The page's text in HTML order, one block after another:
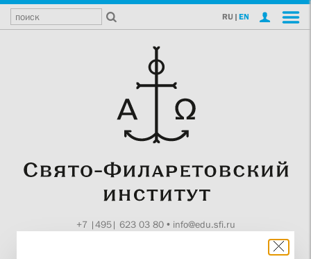
RU | EN
+7 |495| 623 03 80• info@edu.sfi.ru